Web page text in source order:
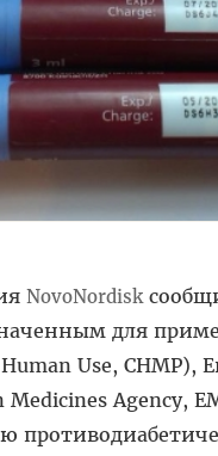
NovoNordisk
для
Use, CHMP),
Agency,